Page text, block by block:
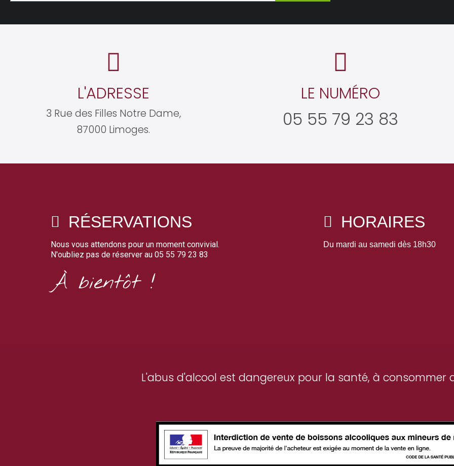
L'ADRESSE
3 Rue des Filles Notre Dame,
87000 Limoges.
LE NUMÉRO
05 55 79 23 83
RÉSERVATIONS
Nous vous attendons pour un moment convivial.
N'oubliez pas de réserver au 05 55 79 23 83
À bientôt !
HORAIRES
Du mardi au samedi dès 18h30
L'abus d'alcool est dangereux pour la santé, à consommer